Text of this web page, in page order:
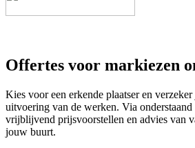
Offertes voor markiezen
Kies voor een erkende plaatser en
uitvoering van de werken. Via
vrijblijvend prijsvoorstellen en advies van
jouw buurt.